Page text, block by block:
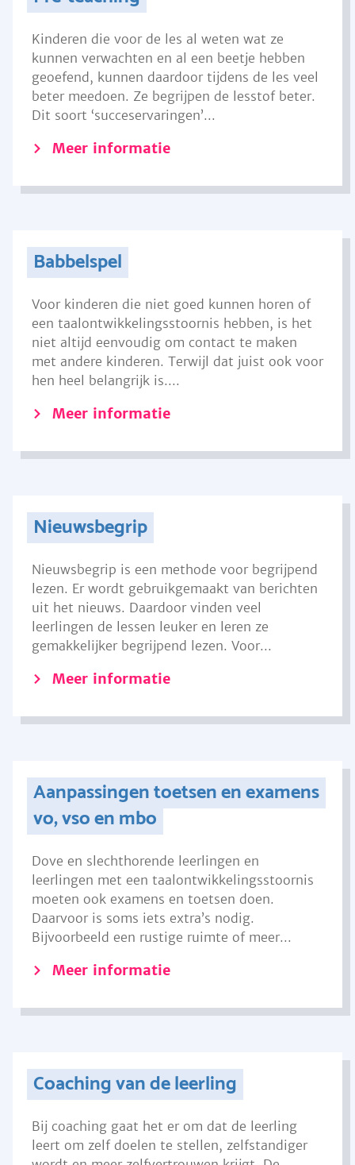
Kinderen die voor de les al weten wat ze
kunnen verwachten en al een beetje hebben
geoefend, kunnen daardoor tijdens de les veel
beter meedoen. Ze begrijpen de lesstof beter.
Dit soort ‘succeservaringen’...
Meer informatie
Babbelspel
Voor kinderen die niet goed kunnen horen of
een taalontwikkelingsstoornis hebben, is het
niet altijd eenvoudig om contact te maken
met andere kinderen. Terwijl dat juist ook voor
hen heel belangrijk is....
Meer informatie
Nieuwsbegrip
Nieuwsbegrip is een methode voor begrijpend
lezen. Er wordt gebruikgemaakt van berichten
uit het nieuws. Daardoor vinden veel
leerlingen de lessen leuker en leren ze
gemakkelijker begrijpend lezen. Voor...
Meer informatie
Aanpassingen toetsen en examens
vo, vso en mbo
Dove en slechthorende leerlingen en
leerlingen met een taalontwikkelingsstoornis
moeten ook examens en toetsen doen.
Daarvoor is soms iets extra’s nodig.
Bijvoorbeeld een rustige ruimte of meer...
Meer informatie
Coaching van de leerling
Bij coaching gaat het er om dat de leerling
leert om zelf doelen te stellen, zelfstandiger